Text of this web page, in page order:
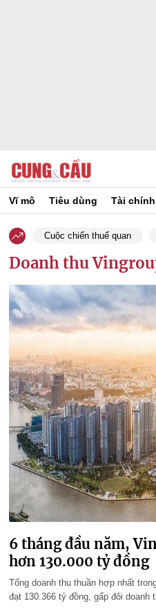
Vĩ mô Tiêu dùng Tài chính
Cuộc chiến thuế quan
Doanh thu
6 tháng đầu năm,
hơn 130.000 tỷ đồng
Tổng doanh thu thuần hợp nhất
đạt 130.366 tỷ đồng, gấp đôi doanh